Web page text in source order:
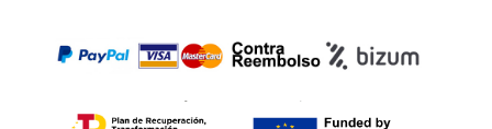
Engaste en plata de
ley
Engastado en plata